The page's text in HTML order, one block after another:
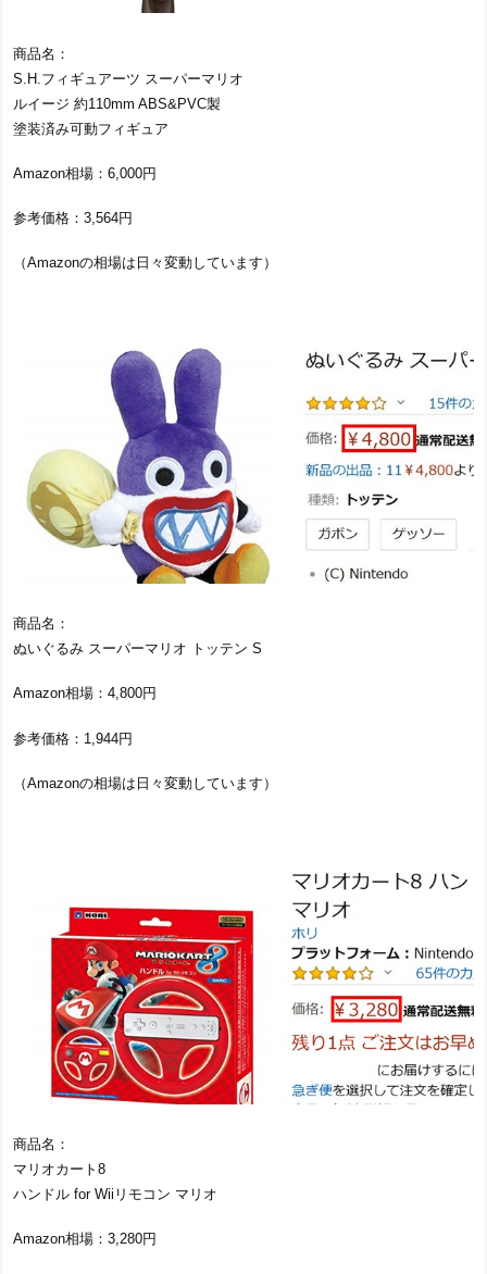
商品名：
S.H.フィギュアーツ スーパーマリオ
ルイージ 約110mm ABS&PVC製
塗装済み可動フィギュア
Amazon相場：6,000円
参考価格：3,564円
（Amazonの相場は日々変動しています）
商品名：
ぬいぐるみ スーパーマリオ トッテン S
Amazon相場：4,800円
参考価格：1,944円
（Amazonの相場は日々変動しています）
商品名：
マリオカート8
ハンドル for Wiiリモコン マリオ
Amazon相場：3,280円